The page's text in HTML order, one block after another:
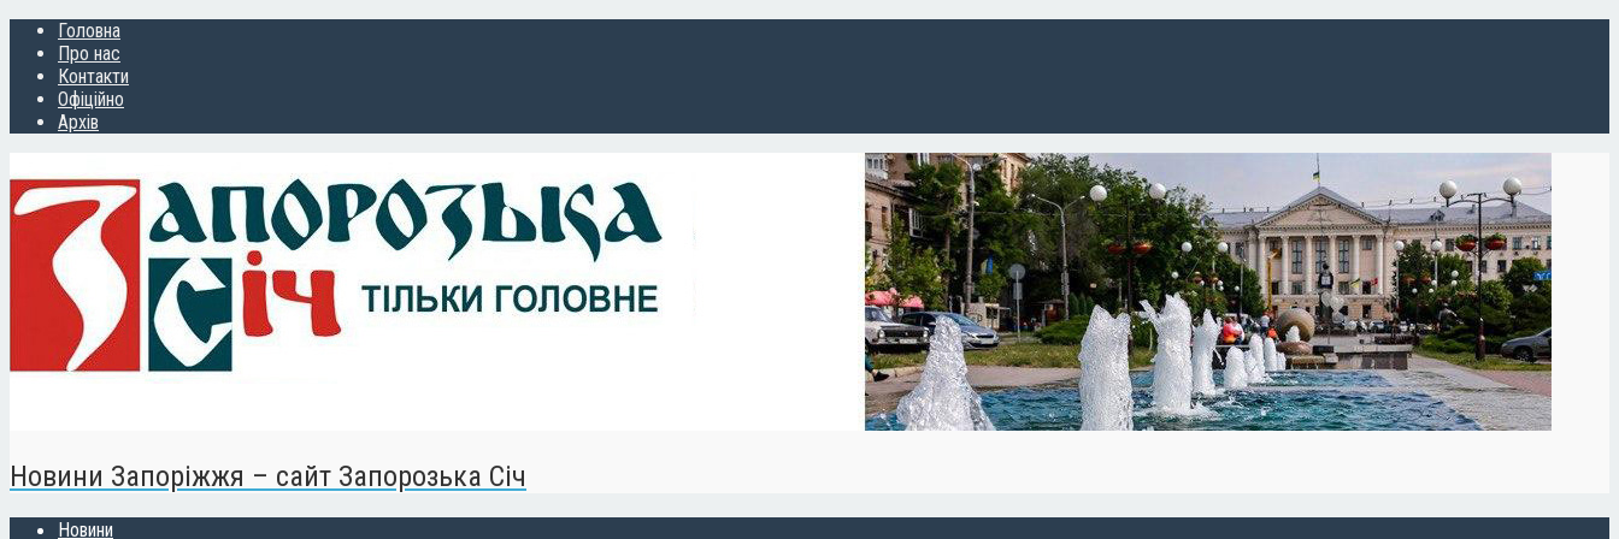
Головна
Про нас
Контакти
Офіційно
Архів
Новини Запоріжжя – сайт Запорозька Січ
Новини